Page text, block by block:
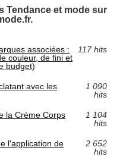
Tendance et mode sur
associées :
couleur, de fini et
budget)
117 hits
avec les
1 090
hits
la Crème Corps
1 104
hits
l'application de
2 652
hits